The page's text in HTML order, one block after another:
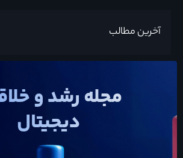
آخرین مطالب
مجله رشد و
دیجیتال